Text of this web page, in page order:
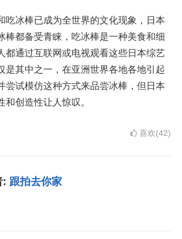
吃冰棒已成为全世界的文化现象，日本
棒都备受青睐，吃冰棒是一种美食和细
都通过互联网或电视观看这些日本综艺
是其中之一，在亚洲世界各地各地引起
尝试模仿这种方式来品尝冰棒，但日本
和创造性让人惊叹。
喜欢(42)
: 跟拍去你家